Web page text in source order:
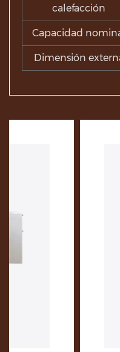
calefacción
Capacidad
Dimensión